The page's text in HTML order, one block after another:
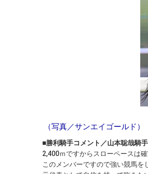
（写真／サンエイゴールド）
■勝利騎手コメント／山本聡哉騎手
2,400ｍですからスローペースは
このメンバーですので強い競馬